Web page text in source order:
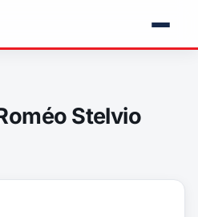
Stelvio